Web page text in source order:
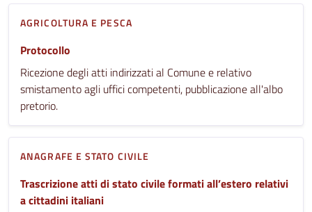
AGRICOLTURA E PESCA
Protocollo
Ricezione degli atti indirizzati al Comune e relativo
smistamento agli uffici competenti, pubblicazione all'albo
pretorio.
ANAGRAFE E STATO CIVILE
Trascrizione atti di stato civile formati all’estero relativi
a cittadini italiani